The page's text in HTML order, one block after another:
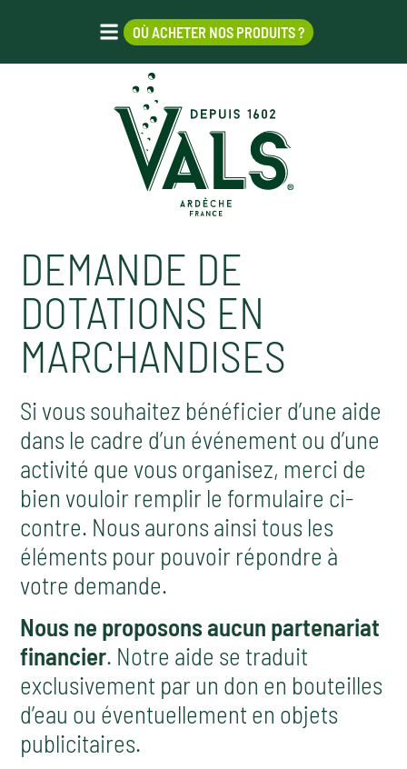
OÙ ACHETER NOS PRODUITS ?
DEMANDE DE
DOTATIONS EN
MARCHANDISES
Si vous souhaitez bénéficier d’une aide
dans le cadre d’un événement ou d’une
activité que vous organisez, merci de
bien vouloir remplir le formulaire ci-
contre. Nous aurons ainsi tous les
éléments pour pouvoir répondre à
votre demande.
Nous ne proposons aucun partenariat
financier. Notre aide se traduit
exclusivement par un don en bouteilles
d’eau ou éventuellement en objets
publicitaires.